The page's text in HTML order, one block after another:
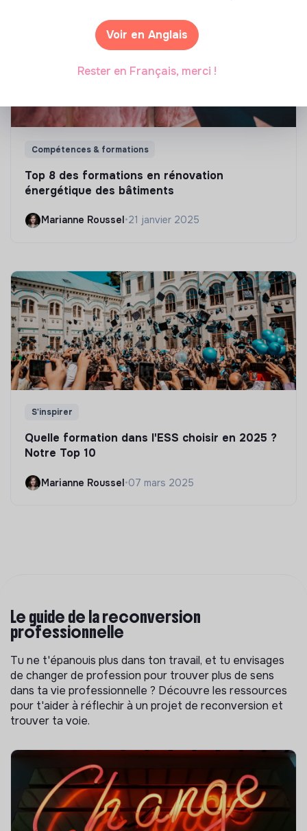
Compétences & formations
Top 8 des formations en rénovation
énergétique des bâtiments
Marianne Roussel•21 janvier 2025
S'inspirer
Quelle formation dans l'ESS choisir en 2025 ?
Notre Top 10
Marianne Roussel•07 mars 2025
Le guide de la reconversion
professionnelle
Tu ne t'épanouis plus dans ton travail, et tu envisages
de changer de profession pour trouver plus de sens
dans ta vie professionnelle ? Découvre les ressources
pour t'aider à réflechir à un projet de reconversion et
trouver ta voie.
Voir en Anglais
Rester en Français, merci !